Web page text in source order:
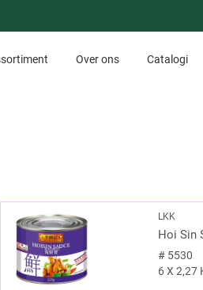
Over ons Catalogi
LKK
Hoi Sin
# 5530
6 X 2,27